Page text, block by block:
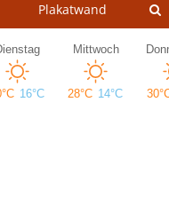
Plakatwand